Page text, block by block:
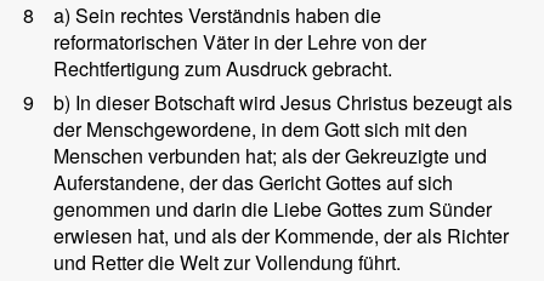
8
a) Sein rechtes Verständnis haben die
reformatorischen Väter in der Lehre von der
Rechtfertigung zum Ausdruck gebracht.
9
b) In dieser Botschaft wird Jesus Christus bezeugt als
der Menschgewordene, in dem Gott sich mit den
Menschen verbunden hat; als der Gekreuzigte und
Auferstandene, der das Gericht Gottes auf sich
genommen und darin die Liebe Gottes zum Sünder
erwiesen hat, und als der Kommende, der als Richter
und Retter die Welt zur Vollendung führt.